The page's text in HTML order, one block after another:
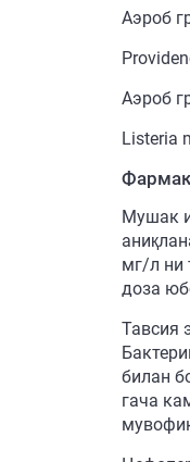
Аэроб
Аэроб
Listeria
Мушак
мг/л ни
доза
Тавсия
билан
гача